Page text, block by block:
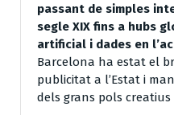
passant de simples
segle XIX fins a hubs
artificial i dades en
Barcelona ha estat el
publicitat a l’Estat i
dels grans pols creatius